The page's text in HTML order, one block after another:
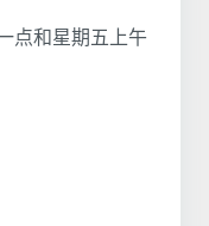
点和星期五上午